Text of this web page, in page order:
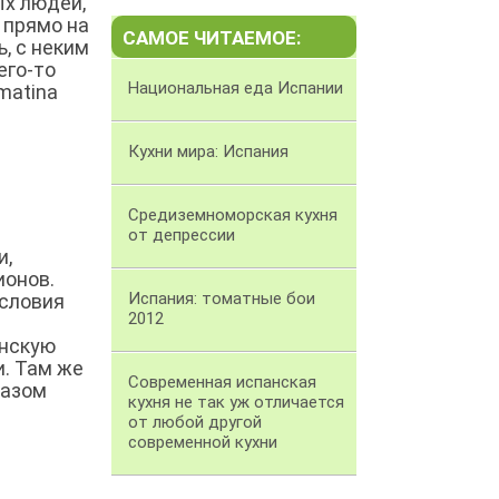
на
с неким
то
Там же
САМОЕ ЧИТАЕМОЕ:
Национальная еда Испании
Кухни мира: Испания
Средиземноморская кухня
от депрессии
Испания: томатные бои
2012
Современная испанская
кухня не так уж отличается
от любой другой
современной кухни